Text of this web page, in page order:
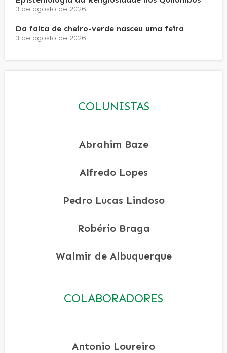
3 de agosto de 2026
Da falta de cheiro-verde nasceu uma feira
3 de agosto de 2026
COLUNISTAS
Abrahim Baze
Alfredo Lopes
Pedro Lucas Lindoso
Robério Braga
Walmir de Albuquerque
COLABORADORES
Antonio Loureiro